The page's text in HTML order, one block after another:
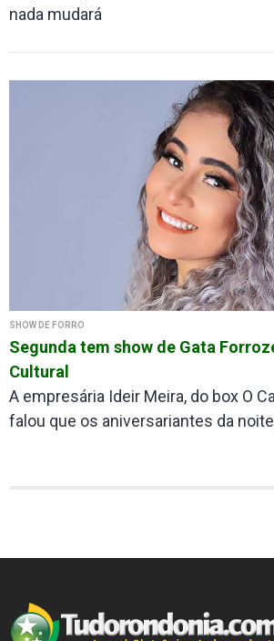
nada mudará
SHOW DE FORRÓ
Segunda tem show de Gata
Cultural
A empresária Ideir Meira, do box O
falou que os aniversariantes da